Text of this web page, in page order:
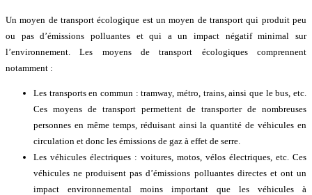
Un moyen de transport écologique est un moyen de transport qui produit peu
ou pas d’émissions polluantes et qui a un impact négatif minimal sur
l’environnement. Les moyens de transport écologiques comprennent
notamment :
Les transports en commun : tramway, métro, trains, ainsi que le bus, etc.
Ces moyens de transport permettent de transporter de nombreuses
personnes en même temps, réduisant ainsi la quantité de véhicules en
circulation et donc les émissions de gaz à effet de serre.
Les véhicules électriques : voitures, motos, vélos électriques, etc. Ces
véhicules ne produisent pas d’émissions polluantes directes et ont un
impact environnemental moins important que les véhicules à